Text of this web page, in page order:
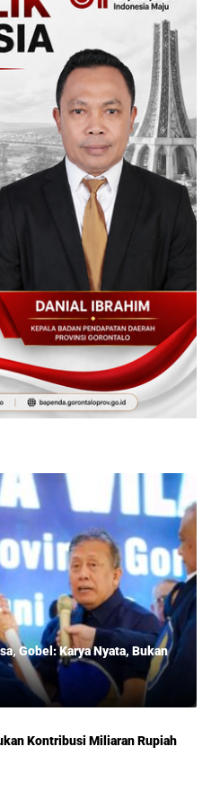
Gobel: Karya Nyata, Bukan
Kontribusi Miliaran Rupiah